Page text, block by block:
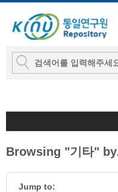
Browsing "기타"
Jump to: